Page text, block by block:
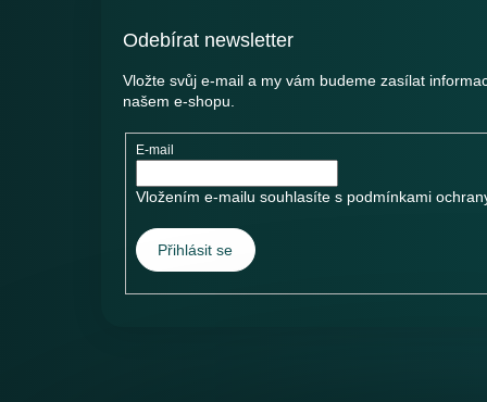
Odebírat newsletter
Vložte svůj e-mail a my vám budeme zasílat
našem e-shopu.
E-mail
Vložením e-mailu souhlasíte s podmínkami
Přihlásit se